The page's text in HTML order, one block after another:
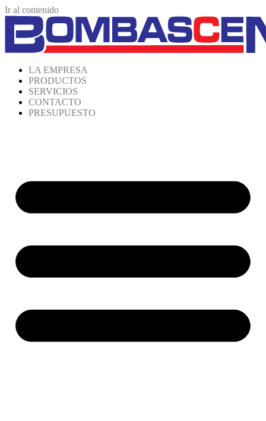
Ir al contenido
LA EMPRESA
PRODUCTOS
SERVICIOS
CONTACTO
PRESUPUESTO